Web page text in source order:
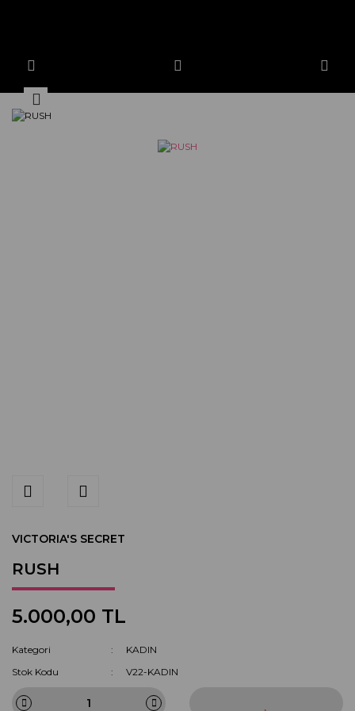
VICTORIA'S SECRET
RUSH
5.000,00 TL
Kategori
KADIN
Stok Kodu
V22-KADIN